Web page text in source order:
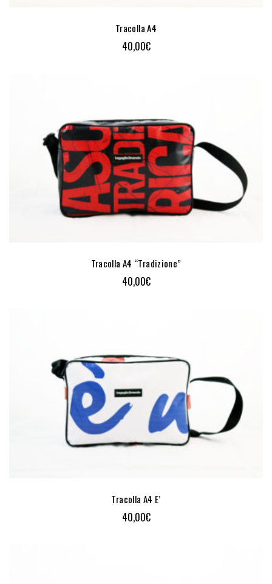
Tracolla A4
40,00€
Tracolla A4 “Tradizione”
40,00€
Tracolla A4 E’
40,00€